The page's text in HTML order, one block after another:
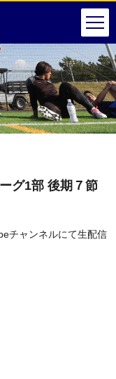
グ1部 後期７節
チャンネルにて生配信